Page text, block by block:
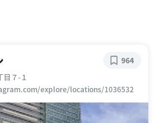
７-１
explore/locations/1036532
964